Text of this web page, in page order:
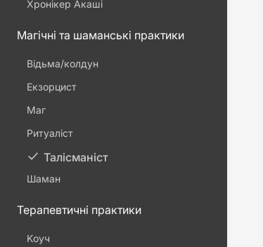
Хронікер Акаші
Магічні та шаманські практики
Відьма/колдун
Екзорцист
Маг
Ритуаліст
Талісманіст
Шаман
Терапевтичні практики
Kоуч